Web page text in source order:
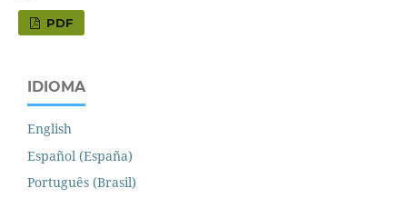
PDF
IDIOMA
English
Español (España)
Português (Brasil)